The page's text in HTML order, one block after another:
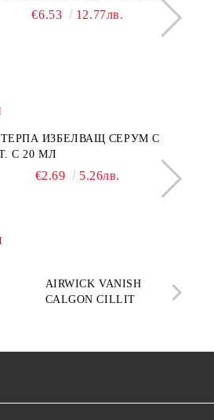
крем за лице среден нюанс за
€6.53 12.77лв.
ИЗБЕЛВАЩ СЕРУМ С
C 20 МЛ
€2.69 5.26лв.
AIRWICK VANISH
CALGON CILLIT